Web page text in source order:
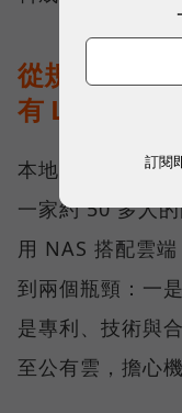
從規格走到
有 LLM？
本地 AI 實際落地
一家約 50 多人
用 NAS 搭配雲
到兩個瓶頸：一
是專利、技術與
至公有雲，擔心
訂閱